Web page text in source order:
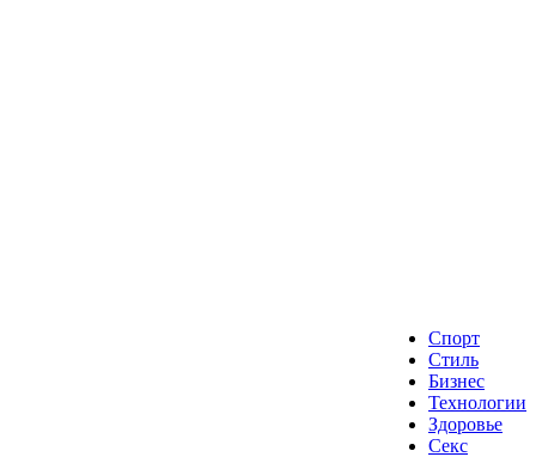
Спорт
Стиль
Бизнес
Технологии
Здоровье
Секс